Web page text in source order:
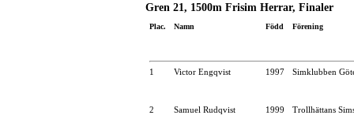
Gren 21, 1500m Frisim Herrar, Finaler
Plac. Namn Född Förening
1 Victor Engqvist 1997 Simklubben
2 Samuel Rudqvist 1999 Trollhättans